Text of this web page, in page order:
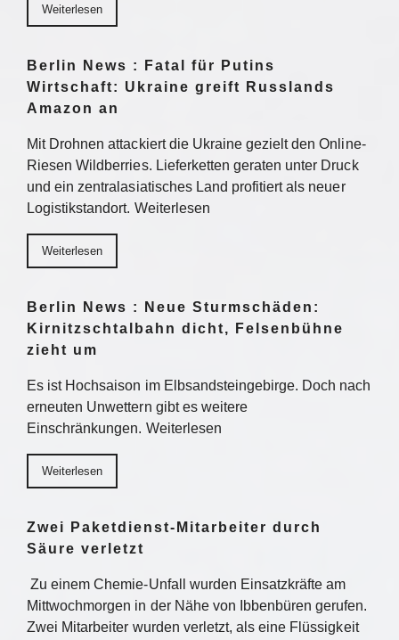
Weiterlesen
Berlin News : Fatal für Putins
Wirtschaft: Ukraine greift Russlands
Amazon an
Mit Drohnen attackiert die Ukraine gezielt den Online-
Riesen Wildberries. Lieferketten geraten unter Druck
und ein zentralasiatisches Land profitiert als neuer
Logistikstandort. Weiterlesen
Weiterlesen
Berlin News : Neue Sturmschäden:
Kirnitzschtalbahn dicht, Felsenbühne
zieht um
Es ist Hochsaison im Elbsandsteingebirge. Doch nach
erneuten Unwettern gibt es weitere
Einschränkungen. Weiterlesen
Weiterlesen
Zwei Paketdienst-Mitarbeiter durch
Säure verletzt
Zu einem Chemie-Unfall wurden Einsatzkräfte am
Mittwochmorgen in der Nähe von Ibbenbüren gerufen.
Zwei Mitarbeiter wurden verletzt, als eine Flüssigkeit